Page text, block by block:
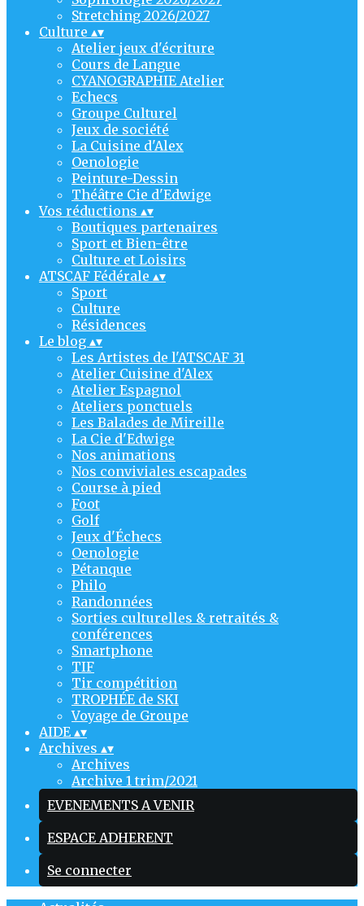
Stretching 2026/2027
Culture ▴▾
Atelier jeux d'écriture
Cours de Langue
CYANOGRAPHIE Atelier
Echecs
Groupe Culturel
Jeux de société
La Cuisine d'Alex
Oenologie
Peinture-Dessin
Théâtre Cie d'Edwige
Vos réductions ▴▾
Boutiques partenaires
Sport et Bien-être
Culture et Loisirs
ATSCAF Fédérale ▴▾
Sport
Culture
Résidences
Le blog ▴▾
Les Artistes de l'ATSCAF 31
Atelier Cuisine d'Alex
Atelier Espagnol
Ateliers ponctuels
Les Balades de Mireille
La Cie d'Edwige
Nos animations
Nos conviviales escapades
Course à pied
Foot
Golf
Jeux d'Échecs
Oenologie
Pétanque
Philo
Randonnées
Sorties culturelles & retraités &
conférences
Smartphone
TIF
Tir compétition
TROPHÉE de SKI
Voyage de Groupe
AIDE ▴▾
Archives ▴▾
Archives
Archive 1 trim/2021
EVENEMENTS A VENIR
ESPACE ADHERENT
Se connecter